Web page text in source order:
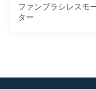
ファンブラシレスモ
ター